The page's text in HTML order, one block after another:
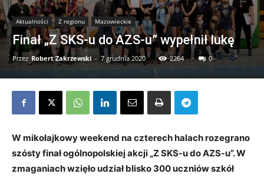
Aktualności Z regionu Mazowieckie
Finał „Z SKS-u do AZS-u” wypełnił lukę
Przez Robert Zakrzewski - 7 grudnia 2020 2264 0
W mikołajkowy weekend na czterech halach rozegrano
szósty finał ogólnopolskiej akcji „Z SKS-u do AZS-u”. W
zmaganiach wzięło udział blisko 300 uczniów szkół